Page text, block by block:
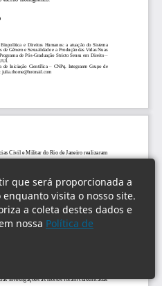
que será proporcionada a
visita o nosso site.
a coleta destes dados e
nossa Política de